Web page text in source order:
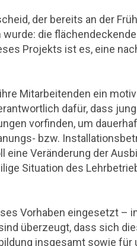
der bereits an der
die
Projekts ist es, eine
Mitarbeitenden ein
dafür, dass
vorfinden, um
bzw.
eine Veränderung der
Situation des
Vorhaben eingesetzt –
überzeugt, dass sich
insgesamt sowie für